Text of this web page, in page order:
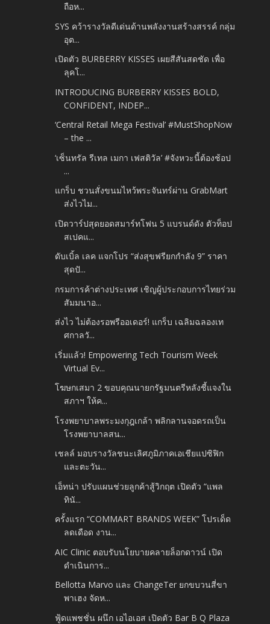
ถือห...
SYS คว้ารางวัลดีเด่นด้านพลังงานสร้างสรรค์ กลุ่ม
อุต...
เปิดตัว BURBERRY KISSES เผยสีสันสดชัด เพื่อ
ลุคโ...
INTRODUCING BURBERRY KISSES BOLD,
CONFIDENT, INDEP...
‘Central Retail Mega Festival’ #MustShopNow
– the ...
‘เซ็นทรัล รีเทล เมกา เฟสติวัล’ #จังหวะนี้ต้องช้อป
...
แกร็บ ชวนสั่งขนมไหว้พระจันทร์ผ่าน GrabMart
ส่งไวไม...
เปิดวาร์ปสุดยอดสมาร์ทโฟน 5 แบรนด์ดัง ตัวท็อป
สเปคแ...
ดับเบิ้ล เลค แจกโปร “ส่งสุขฟรียกกำลัง 9” ราคา
สุดปั...
กรมการค้าต่างประเทศ เชิญผู้ประกอบการไทยร่วม
สัมมนาอ...
ส่งไว ไม่ต้องรอพรีออเดอร์! แกร็บ เฉลิมฉลองเท
ศกาลวั...
เริ่มแล้ว! Empowering Tech Tourism Week
Virtual Ev...
โฆษกเสมา 2 ขอบคุณนายกรัฐมนตรีหลังชี้แจงใน
สภาฯ ให้ค...
โรงพยาบาลพระมงกุฎเกล้า พลิกลานจอดรถเป็น
โรงพยาบาลสน...
เชลล์ มอบรางวัลชนะเลิศภูมิภาคเอเชียแปซิฟิก
และตะวัน...
เอ็ทน่า ปรับแผนช่วยลูกค้าสู้วิกฤต เปิดตัว “แพล
ทินั...
ครั้งแรก “COMMART BRANDS WEEK” โปรเด็ด
ลดเดือด งาน...
AIC Clinic ตอบรับนโยบายคลายล็อกดาวน์ เปิด
ดำเนินการ...
Bellotta Marvo และ ChangeTer ยกขบวนสี่ขา
พาเฮง จัดห...
ฟู้ดแพชชั่น ผนึก เอไอเอส เปิดตัว Bar B Q Plaza